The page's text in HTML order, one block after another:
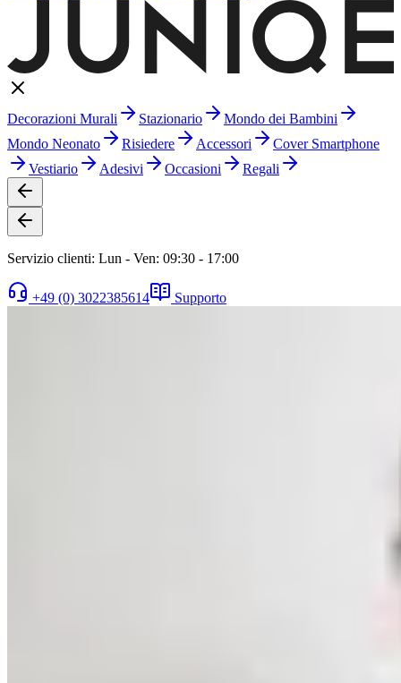
Decorazioni Murali Stazionario
Mondo dei Bambini
Mondo Neonato
Risiedere Accessori
Cover Smartphone
Vestiario
Adesivi Occasioni Regali
Servizio clienti: Lun - Ven: 09:30 - 17:00
+49 (0) 3022385614 Supporto